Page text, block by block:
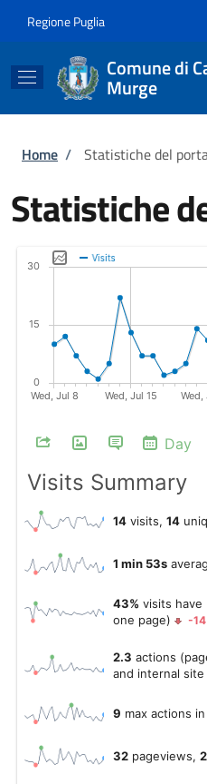
Regione Puglia
Comune di
Murge
Briciole di
Home / Statistiche del
Statistiche